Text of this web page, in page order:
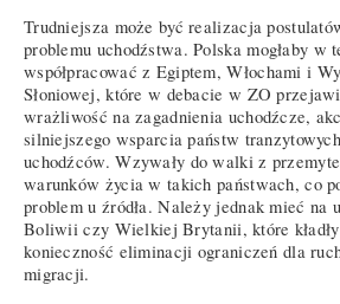
Trudniejsza może być realizacja
problemu uchodźstwa. Polska mogłaby w
współpracować z Egiptem, Włochami i
Słoniowej, które w debacie w ZO
wrażliwość na zagadnienia uchodźcze,
silniejszego wsparcia państw
uchodźców. Wzywały do walki z
warunków życia w takich państwach, co
problem u źródła. Należy jednak mieć na
Boliwii czy Wielkiej Brytanii, które
konieczność eliminacji ograniczeń dla
migracji.